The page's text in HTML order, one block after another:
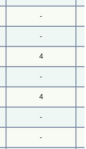
-
-
4
-
4
-
-